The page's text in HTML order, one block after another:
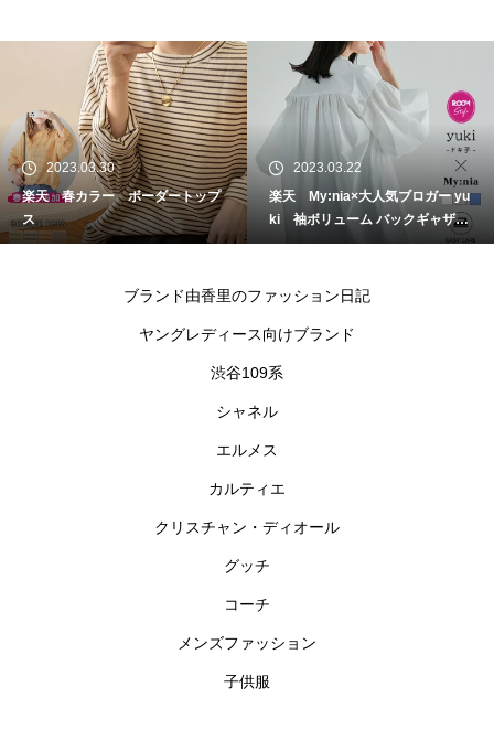
2023.03.30
楽天 春カラー ボーダートップ
ス
2023.03.22
楽天 My:nia×大人気ブロガー yu
ki 袖ボリューム バックギャザー
シャツ
ブランド由香里のファッション日記
ヤングレディース向けブランド
渋谷109系
シャネル
エルメス
カルティエ
クリスチャン・ディオール
グッチ
コーチ
メンズファッション
子供服